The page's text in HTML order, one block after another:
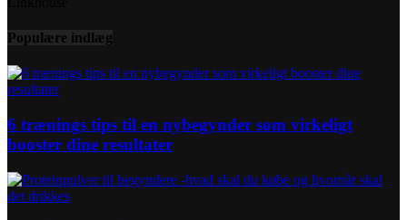
Populære indlæg
6 trænings tips til en nybegynder som virkeligt
booster dine resultater